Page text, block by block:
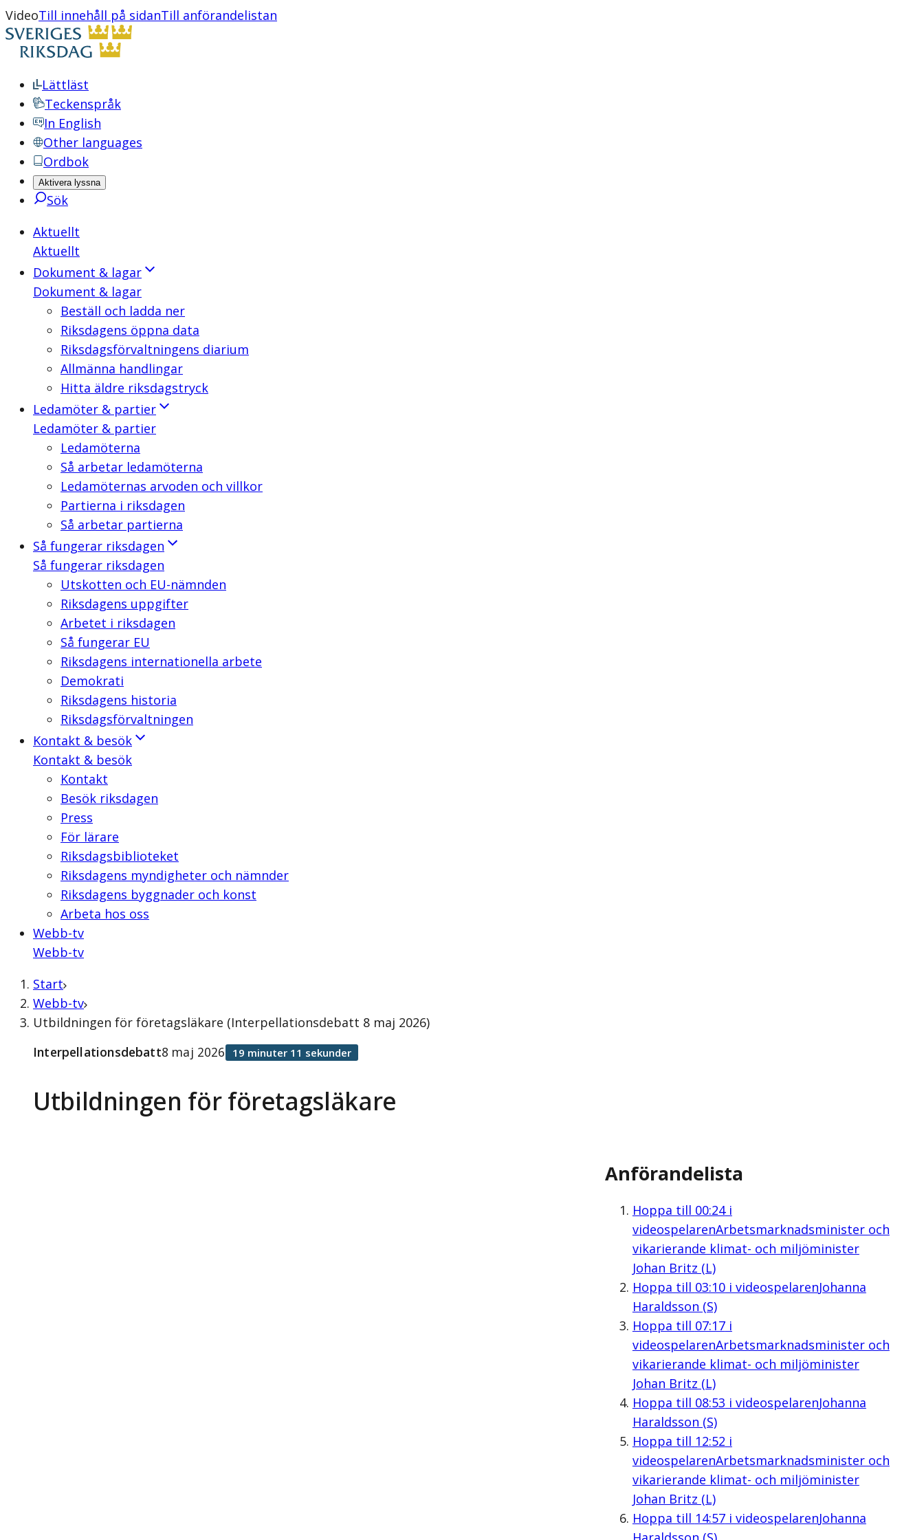
VideoTill innehåll på sidanTill anförandelistan
Lättläst
Teckenspråk
In English
Other languages
Ordbok
Aktivera lyssna
Sök
Aktuellt
Aktuellt
Dokument & lagar
Dokument & lagar
Beställ och ladda ner
Riksdagens öppna data
Riksdagsförvaltningens diarium
Allmänna handlingar
Hitta äldre riksdagstryck
Ledamöter & partier
Ledamöter & partier
Ledamöterna
Så arbetar ledamöterna
Ledamöternas arvoden och villkor
Partierna i riksdagen
Så arbetar partierna
Så fungerar riksdagen
Så fungerar riksdagen
Utskotten och EU-nämnden
Riksdagens uppgifter
Arbetet i riksdagen
Så fungerar EU
Riksdagens internationella arbete
Demokrati
Riksdagens historia
Riksdagsförvaltningen
Kontakt & besök
Kontakt & besök
Kontakt
Besök riksdagen
Press
För lärare
Riksdagsbiblioteket
Riksdagens myndigheter och nämnder
Riksdagens byggnader och konst
Arbeta hos oss
Webb-tv
Webb-tv
Start
Webb-tv
Utbildningen för företagsläkare (Interpellationsdebatt 8 maj 2026)
Utbildningen för företagsläkare
Interpellationsdebatt8 maj 2026 19 minuter 11 sekunder
Anförandelista
Hoppa till 00:24i
videospelarenArbetsmarknadsminister och
vikarierande klimat- och miljöminister
Johan Britz (L)
Hoppa till 03:10i videospelarenJohanna
Haraldsson (S)
Hoppa till 07:17i
videospelarenArbetsmarknadsminister och
vikarierande klimat- och miljöminister
Johan Britz (L)
Hoppa till 08:53 i videospelarenJohanna
Haraldsson (S)
Hoppa till 12:52 i
videospelarenArbetsmarknadsminister och
vikarierande klimat- och miljöminister
Johan Britz (L)
Hoppa till 14:57i videospelarenJohanna